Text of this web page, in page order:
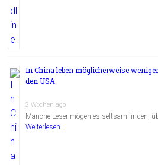
In China leben möglicherweise
den USA
2 Wochen ago
Manche Leser mögen es seltsam finden,
Weiterlesen...